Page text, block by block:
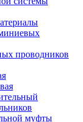
проводников
муфты